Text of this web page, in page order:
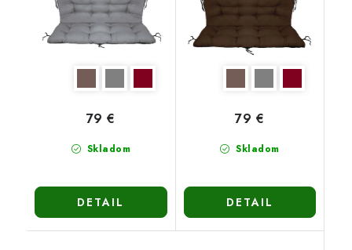
Skladom
79 €
DETAIL
Skladom
79 €
DETAIL